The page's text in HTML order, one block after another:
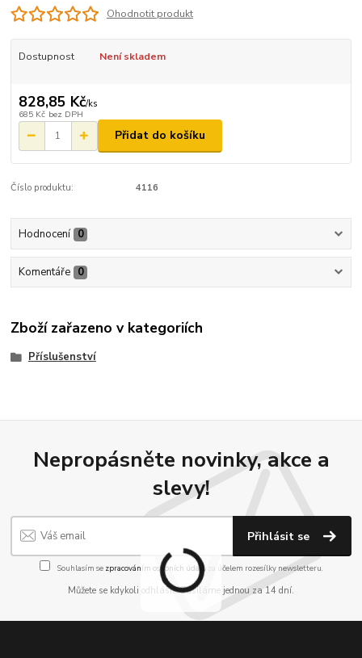
Ohodnotit produkt
Dostupnost Není skladem
828,85 Kč/ks
685 Kč bez DPH
Přidat do košíku
Číslo produktu: 4116
Hodnocení 0
Komentáře 0
Zboží zařazeno v kategoriích
Příslušenství
Nepropásněte novinky, akce a
slevy!
Přihlásit se
Souhlasím se zpracováním osobních údajůza účelem rozesílky newsletteru.
Můžete se kdykoli odhlásit. Zasíláme jednou za 14 dní.